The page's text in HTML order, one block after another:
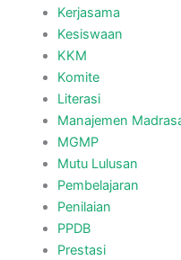
Kerjasama
Kesiswaan
KKM
Komite
Literasi
Manajemen
MGMP
Mutu Lulusan
Pembelajaran
Penilaian
PPDB
Prestasi